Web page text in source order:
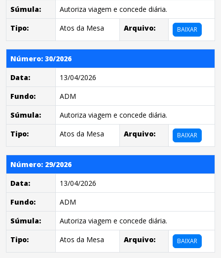
Súmula:
Autoriza viagem e concede diária.
Tipo:
Atos da Mesa Arquivo: BAIXAR
Número: 30/2026
Data:
13/04/2026
Fundo:
ADM
Súmula:
Autoriza viagem e concede diária.
Tipo:
Atos da Mesa Arquivo: BAIXAR
Número: 29/2026
Data:
13/04/2026
Fundo:
ADM
Súmula:
Autoriza viagem e concede diária.
Tipo:
Atos da Mesa Arquivo: BAIXAR